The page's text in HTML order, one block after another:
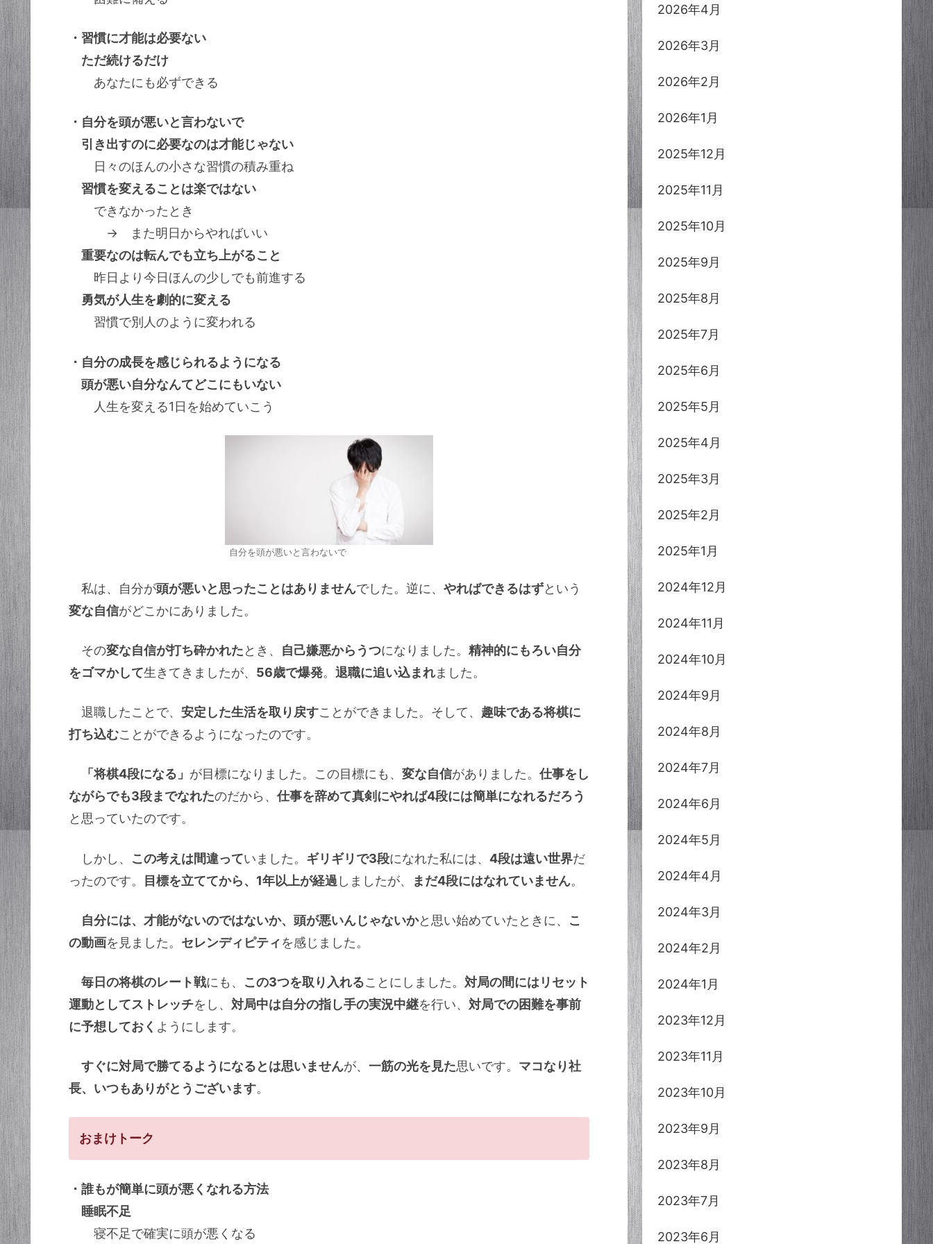
・習慣に才能は必要ない
ただ続けるだけ
あなたにも必ずできる
・自分を頭が悪いと言わないで
引き出すのに必要なのは才能じゃない
日々のほんの小さな習慣の積み重ね
習慣を変えることは楽ではない
できなかったとき
→ また明日からやればいい
重要なのは転んでも立ち上がること
昨日より今日ほんの少しでも前進する
勇気が人生を劇的に変える
習慣で別人のように変われる
・自分の成長を感じられるようになる
頭が悪い自分なんてどこにもいない
人生を変える1日を始めていこう
自分を頭が悪いと言わないで
私は、自分が頭が悪いと思ったことはありませんでした。逆に、 やればできるはずという
変な自信がどこかにありました。
その変な自信が打ち砕かれたとき、 自己嫌悪からうつになりました。 精神的にもろい自分
をゴマかして生きてきましたが、 56歳で爆発。 退職に追い込まれました。
退職したことで、 安定した生活を取り戻すことができました。そして、 趣味である将棋に
打ち込むことができるようになったのです。
「将棋4段になる」 が目標になりました。この目標にも、 変な自信がありました。 仕事をし
ながらでも3段までなれたのだから、 仕事を辞めて真剣にやれば4段には簡単になれるだろう
と思っていたのです。
しかし、 この考えは間違っていました。 ギリギリで3段になれた私には、 4段は遠い世界だ
ったのです。 目標を立ててから、1年以上が経過 しましたが、 まだ4段にはなれていません。
自分には、才能がないのではないか、頭が悪いんじゃないかと思い始めていたときに、 こ
の動画を見ました。 セレンディピティを感じました。
毎日の将棋のレート戦にも、 この3つを取り入れることにしました。 対局の間にはリセット
運動としてストレッチをし、 対局中は自分の指し手の実況中継を行い、 対局での困難を事前
に予想しておく ようにします。
すぐに対局で勝てるようになるとは思いませんが、 一筋の光を見た思いです。 マコなり社
長、いつもありがとうございます。
おまけトーク
・誰もが簡単に頭が悪くなれる方法
睡眠不足
寝不足で確実に頭が悪くなる
2026年4月
2026年3月
2026年2月
2026年1月
2025年12月
2025年11月
2025年10月
2025年9月
2025年8月
2025年7月
2025年6月
2025年5月
2025年4月
2025年3月
2025年2月
2025年1月
2024年12月
2024年11月
2024年10月
2024年9月
2024年8月
2024年7月
2024年6月
2024年5月
2024年4月
2024年3月
2024年2月
2024年1月
2023年12月
2023年11月
2023年10月
2023年9月
2023年8月
2023年7月
2023年6月